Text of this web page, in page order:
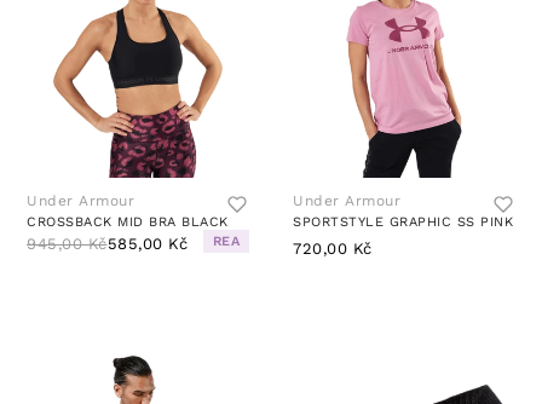
Under Armour
CROSSBACK MID BRA BLACK
945,00 Kč585,00 Kč REA
Under Armour
SPORTSTYLE GRAPHIC SS PINK
720,00 Kč